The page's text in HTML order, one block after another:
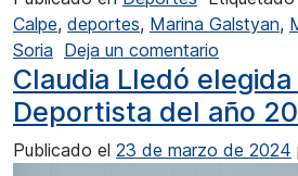
Calpe, deportes, Marina Galstyan,
Soria Deja un comentario
Claudia Lledó
Deportista del año
Publicado el 23 de marzo de 2024